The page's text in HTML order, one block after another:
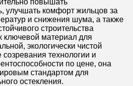
повышать
улучшать комфорт жильцов за
и снижения шума, а также
строительства
ключевой материал для
экологически чистой
технологии и
по цене, она
стандартом для
остекления.